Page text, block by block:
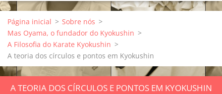
Página inicial > Sobre nós >
Mas Oyama, o fundador do Kyokushin >
A Filosofia do Karate Kyokushin >
A teoria dos círculos e pontos em Kyokushin
A TEORIA DOS CÍRCULOS E PONTOS EM KYOKUSHIN